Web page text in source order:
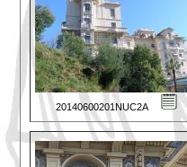
20140600201NUC2A